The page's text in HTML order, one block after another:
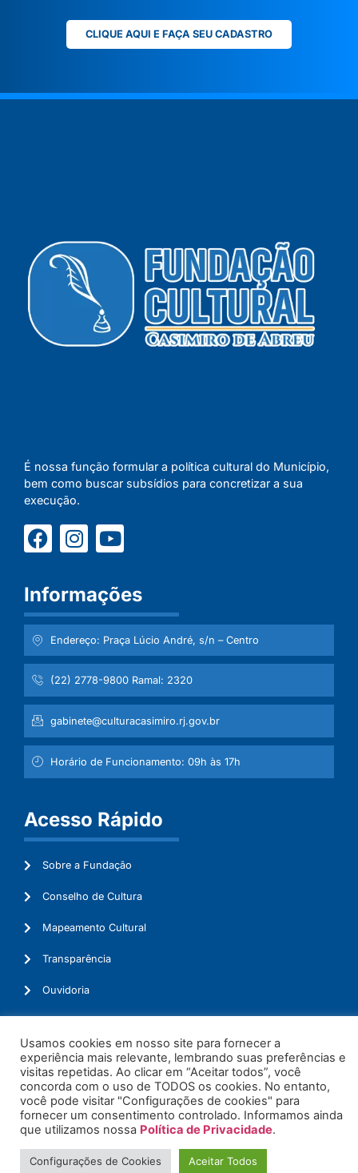
CLIQUE AQUI E FAÇA SEU CADASTRO
É nossa função formular a política cultural do Município,
bem como buscar subsídios para concretizar a sua
execução.
Informações
Endereço: Praça Lúcio André, s/n – Centro
(22) 2778-9800 Ramal: 2320
gabinete@culturacasimiro.rj.gov.br
Horário de Funcionamento: 09h às 17h
Acesso Rápido
Sobre a Fundação
Conselho de Cultura
Mapeamento Cultural
Transparência
Ouvidoria
© 2026. Todos os Direitos Reservados.
Usamos cookies em nosso site para fornecer a
experiência mais relevante, lembrando suas preferências e
visitas repetidas. Ao clicar em “Aceitar todos”, você
concorda com o uso de TODOS os cookies. No entanto,
você pode visitar "Configurações de cookies" para
fornecer um consentimento controlado. Informamos ainda
que utilizamos nossa Política de Privacidade.
Configurações de Cookies Aceitar Todos